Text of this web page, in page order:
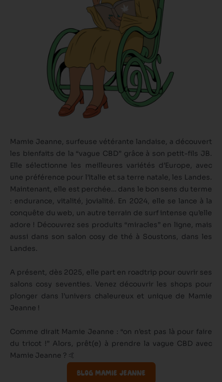
Mamie Jeanne, surfeuse vétérante landaise, a découvert
les bienfaits de la “vague CBD” grâce à son petit-fils JB.
Elle sélectionne les meilleures variétés d’Europe, avec
une préférence pour l’Italie et sa terre natale, les Landes.
Maintenant, elle est perchée… dans le bon sens du terme
: endurance, vitalité, jovialité. En 2024, elle se lance à la
conquête du web, un autre terrain de surf intense qu’elle
adore ! Découvrez ses produits “miracles” en ligne, mais
aussi dans son salon cosy de thé à Soustons, dans les
Landes.
A présent, dès 2025, elle part en roadtrip pour ouvrir ses
salons cosy seventies. Venez découvrir les shops pour
plonger dans l’univers chaleureux et unique de Mamie
Jeanne !
Comme dirait Mamie Jeanne : “on n’est pas là pour faire
du tricot !” Alors, prêt(e) à prendre la vague CBD avec
Mamie Jeanne ? 🤙
BLOG MAMIE JEANNE